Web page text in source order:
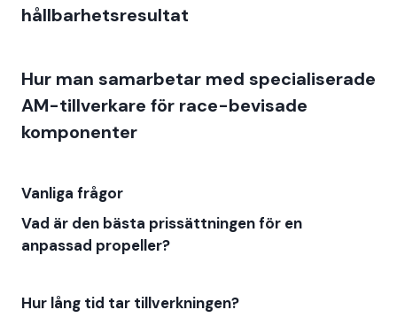
hållbarhetsresultat
Hur man samarbetar med specialiserade
AM-tillverkare för race-bevisade
komponenter
Vanliga frågor
Vad är den bästa prissättningen för en
anpassad propeller?
Hur lång tid tar tillverkningen?